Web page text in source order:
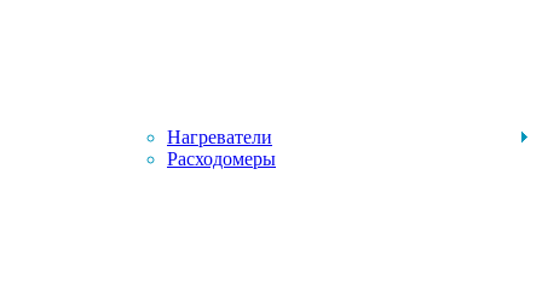
Нагреватели
Расходомеры